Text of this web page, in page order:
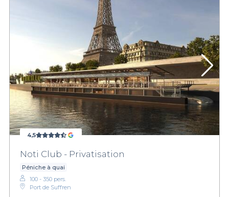
4,5
Noti Club - Privatisation
Péniche à quai
100 - 350 pers.
Port de Suffren